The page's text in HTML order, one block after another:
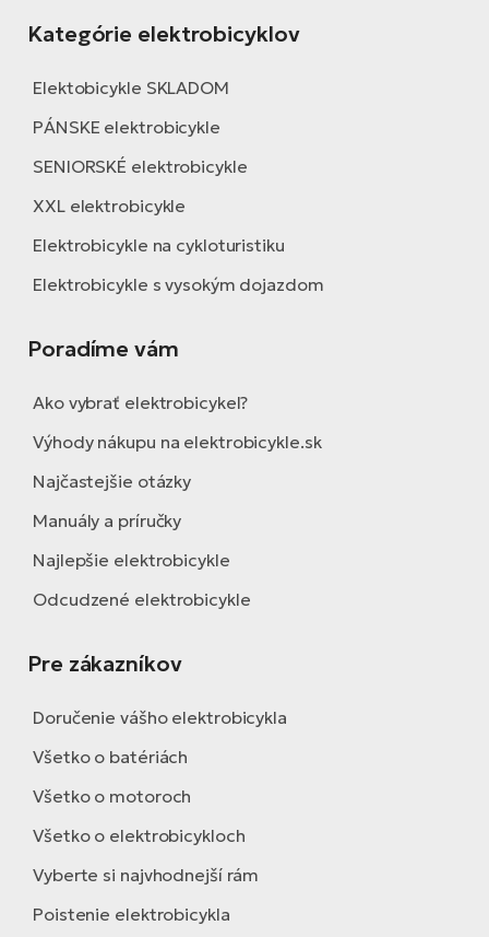
Kategórie elektrobicyklov
Elektobicykle SKLADOM
PÁNSKE elektrobicykle
SENIORSKÉ elektrobicykle
XXL elektrobicykle
Elektrobicykle na cykloturistiku
Elektrobicykle s vysokým dojazdom
Poradíme vám
Ako vybrať elektrobicykel?
Výhody nákupu na elektrobicykle.sk
Najčastejšie otázky
Manuály a príručky
Najlepšie elektrobicykle
Odcudzené elektrobicykle
Pre zákazníkov
Doručenie vášho elektrobicykla
Všetko o batériách
Všetko o motoroch
Všetko o elektrobicykloch
Vyberte si najvhodnejší rám
Poistenie elektrobicykla